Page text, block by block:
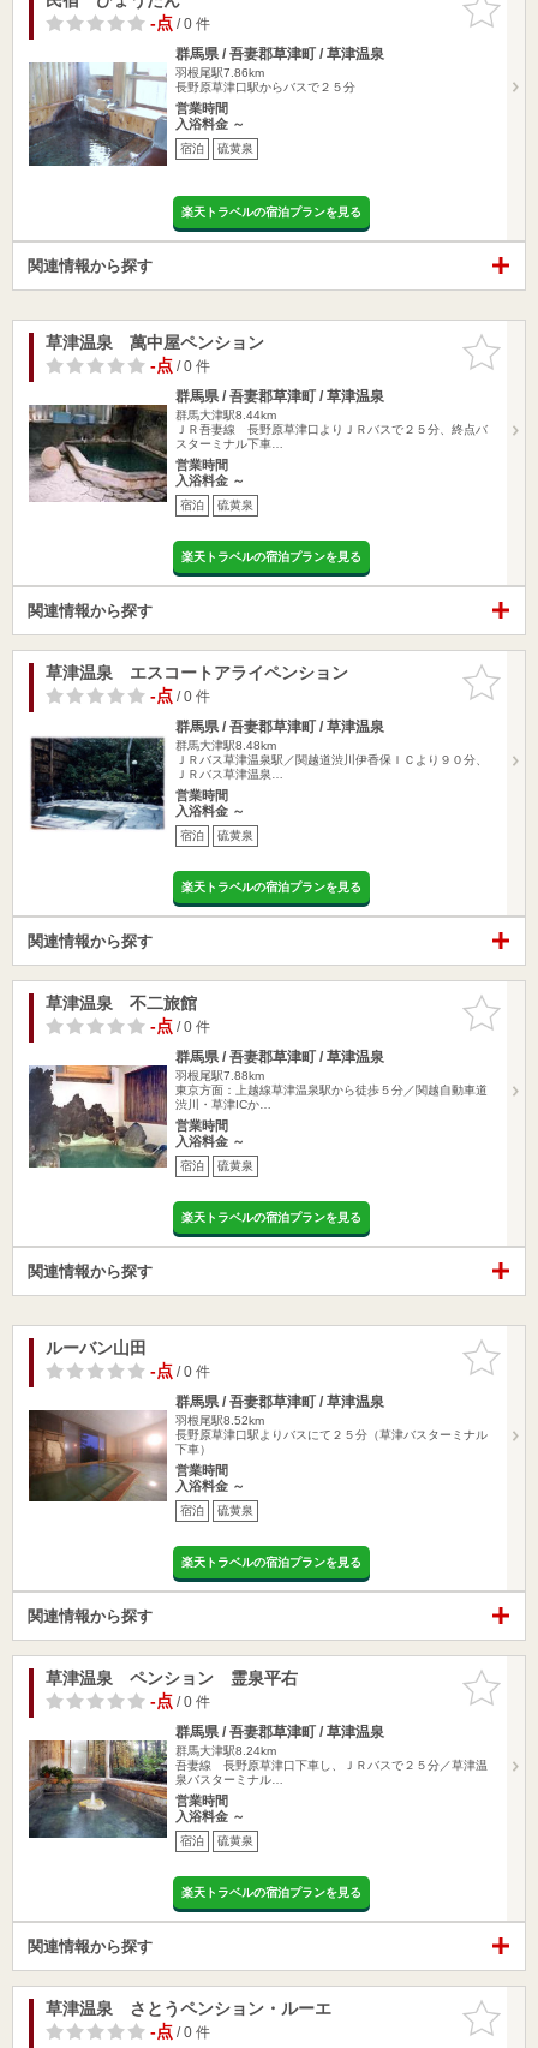
りに追加
-点/ 0 件
群馬県 / 吾妻郡草津町 / 草津温泉
羽根尾駅7.86km
長野原草津口駅からバスで２５分
営業時間
入浴料金 ～
宿泊 硫黄泉
楽天トラベルの宿泊プランを見る
関連情報から探す
お気に入
りに追加
草津温泉 萬中屋ペンション
-点/ 0 件
群馬県 / 吾妻郡草津町 / 草津温泉
群馬大津駅8.44km
ＪＲ吾妻線 長野原草津口よりＪＲバスで２５分、終点バ
スターミナル下車…
営業時間
入浴料金 ～
宿泊 硫黄泉
楽天トラベルの宿泊プランを見る
関連情報から探す
お気に入
りに追加
草津温泉 エスコートアライペンション
-点/ 0 件
群馬県 / 吾妻郡草津町 / 草津温泉
群馬大津駅8.48km
ＪＲバス草津温泉駅／関越道渋川伊香保ＩＣより９０分、
ＪＲバス草津温泉…
営業時間
入浴料金 ～
宿泊 硫黄泉
楽天トラベルの宿泊プランを見る
関連情報から探す
お気に入
りに追加
草津温泉 不二旅館
-点/ 0 件
群馬県 / 吾妻郡草津町 / 草津温泉
羽根尾駅7.88km
東京方面：上越線草津温泉駅から徒歩５分／関越自動車道
渋川・草津ICか…
営業時間
入浴料金 ～
宿泊 硫黄泉
楽天トラベルの宿泊プランを見る
関連情報から探す
お気に入
りに追加
ルーバン山田
-点/ 0 件
群馬県 / 吾妻郡草津町 / 草津温泉
羽根尾駅8.52km
長野原草津口駅よりバスにて２５分（草津バスターミナル
下車）
営業時間
入浴料金 ～
宿泊 硫黄泉
楽天トラベルの宿泊プランを見る
関連情報から探す
お気に入
りに追加
草津温泉 ペンション 霊泉平右
-点/ 0 件
群馬県 / 吾妻郡草津町 / 草津温泉
群馬大津駅8.24km
吾妻線 長野原草津口下車し、ＪＲバスで２５分／草津温
泉バスターミナル…
営業時間
入浴料金 ～
宿泊 硫黄泉
楽天トラベルの宿泊プランを見る
関連情報から探す
お気に入
りに追加
草津温泉 さとうペンション・ルーエ
-点/ 0 件